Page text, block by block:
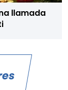
llamada